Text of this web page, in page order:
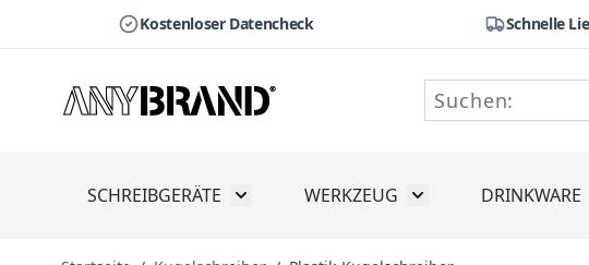
Kostenloser Datencheck Schnelle
SCHREIBGERÄTE Toggle submenu for Schreibgeräte
WERKZEUG Toggle submenu for
DRINKWARE